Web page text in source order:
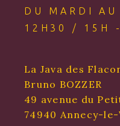
DU MARDI
12H30 / 15H
La Java des
Bruno BOZZER
49 avenue du
74940 Annecy-le-